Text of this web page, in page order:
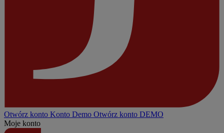
Otwórz konto Konto Demo Otwórz konto DEMO
Moje konto